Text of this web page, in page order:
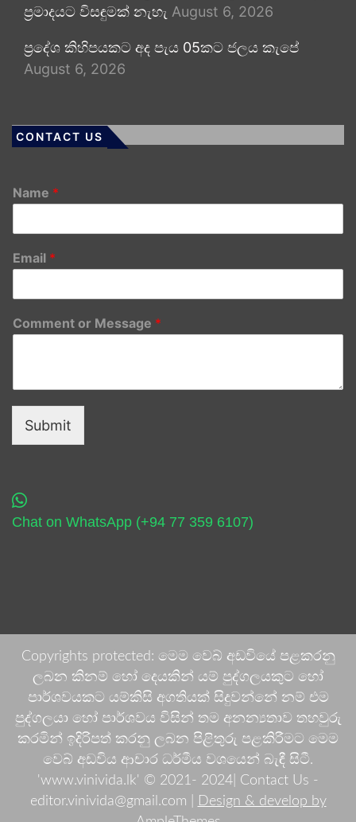
ප්‍රමාදයට විසඳුමක් නැහැ August 6, 2026
ප්‍රදේශ කිහිපයකට අද පැය 05කට ජලය කැපේ
August 6, 2026
CONTACT US
Name *
Email *
Comment or Message *
Submit
Chat on WhatsApp (+94 77 359 6107)
Copyrights protected: මෙම වෙබ් අඩවියේ පළකරනු
ලබන කිනම් හෝ දෙයකින් යම් පුද්ගලයකුට හෝ
පාර්ශවයකට යම්කිසි අගතියක් සිදුවන්නේ නම් එම
පුද්ගලයා හෝ පාර්ශවය විසින් තම අනන්‍යතාව තහවුරු
කරමින් ඉදිරිපත් කරනු ලබන පිළිතුරු පළකිරීමට මෙම
වෙබ් අඩවිය ආචාර ධර්මීය වශයෙන් බැඳී සිටී.
'www.vinivida.lk' © 2021- 2024| Contact Us -
editor.vinivida@gmail.com |
Design & develop by